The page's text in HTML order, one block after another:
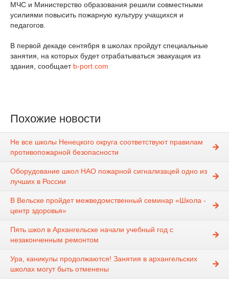
МЧС и Министерство образования решили совместными
усилиями повысить пожарную культуру учащихся и
педагогов.
В первой декаде сентября в школах пройдут специальные
занятия, на которых будет отрабатываться эвакуация из
здания, сообщает b-port.com
Похожие новости
Не все школы Ненецкого округа соответствуют правилам
противопожарной безопасности
Оборудование школ НАО пожарной сигнализацей одно из
лучших в России
В Вельске пройдет межведомственный семинар «Школа -
центр здоровья»
Пять школ в Архангельске начали учебный год с
незаконченным ремонтом
Ура, каникулы продолжаются! Занятия в архангельских
школах могут быть отменены